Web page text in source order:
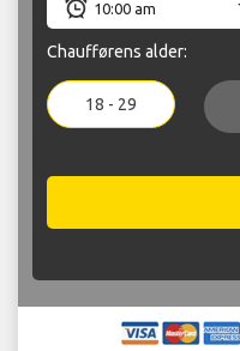
Chaufførens alder:
18 - 29